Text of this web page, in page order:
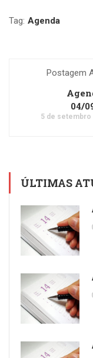
Tag: Agenda
Postagem
04/
5 de setembro
ÚLTIMAS